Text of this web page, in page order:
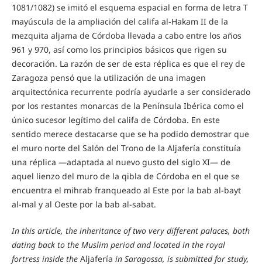
1081/1082) se imitó el esquema espacial en forma de letra T
mayúscula de la ampliación del califa al-Hakam II de la
mezquita aljama de Córdoba llevada a cabo entre los años
961 y 970, así como los principios básicos que rigen su
decoración. La razón de ser de esta réplica es que el rey de
Zaragoza pensó que la utilización de una imagen
arquitectónica recurrente podría ayudarle a ser considerado
por los restantes monarcas de la Península Ibérica como el
único sucesor legítimo del califa de Córdoba. En este
sentido merece destacarse que se ha podido demostrar que
el muro norte del Salón del Trono de la Aljafería constituía
una réplica —adaptada al nuevo gusto del siglo XI— de
aquel lienzo del muro de la qibla de Córdoba en el que se
encuentra el mihrab franqueado al Este por la bab al-bayt
al-mal y al Oeste por la bab al-sabat.
In this article, the inheritance of two very different palaces, both
dating back to the Muslim period and located in the royal
fortress inside the Aljafería in Saragossa, is submitted for study,